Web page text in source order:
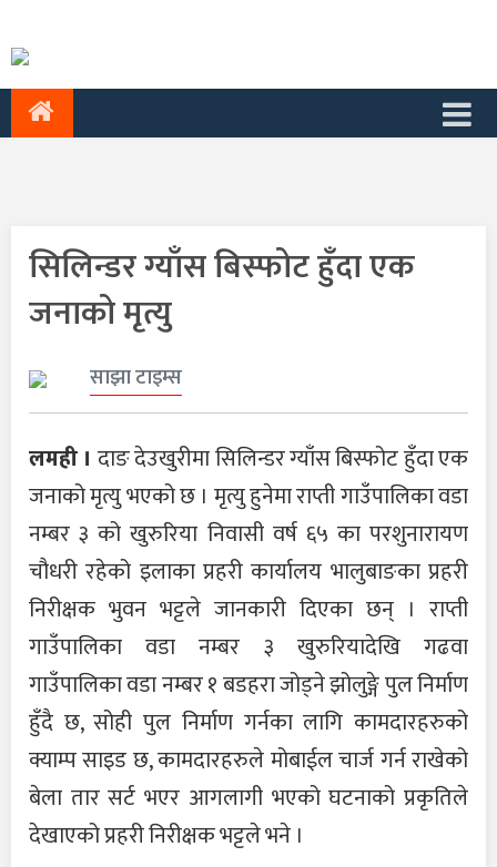
सिलिन्डर ग्याँस बिस्फोट हुँदा एक
जनाको मृत्यु
साझा टाइम्स
लमही । दाङ देउखुरीमा सिलिन्डर ग्याँस बिस्फोट हुँदा एक
जनाको मृत्यु भएको छ । मृत्यु हुनेमा राप्ती गाउँपालिका वडा
नम्बर ३ को खुरुरिया निवासी वर्ष ६५ का परशुनारायण
चौधरी रहेको इलाका प्रहरी कार्यालय भालुबाङका प्रहरी
निरीक्षक भुवन भट्टले जानकारी दिएका छन् । राप्ती
गाउँपालिका वडा नम्बर ३ खुरुरियादेखि गढवा
गाउँपालिका वडा नम्बर १ बडहरा जोड्ने झोलुङ्गे पुल निर्माण
हुँदै छ, सोही पुल निर्माण गर्नका लागि कामदारहरुको
क्याम्प साइड छ, कामदारहरुले मोबाईल चार्ज गर्न राखेको
बेला तार सर्ट भएर आगलागी भएको घटनाको प्रकृतिले
देखाएको प्रहरी निरीक्षक भट्टले भने ।